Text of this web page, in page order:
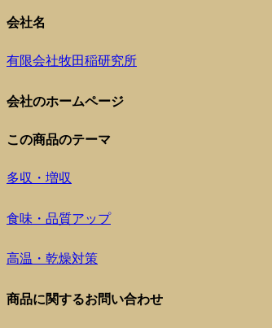
会社名
有限会社牧田稲研究所
会社のホームページ
この商品のテーマ
多収・増収
食味・品質アップ
高温・乾燥対策
商品に関するお問い合わせ